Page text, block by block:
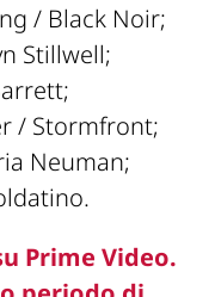
/ Black Noir;
Stillwell;
/ Stormfront;
Neuman;
Prime Video.